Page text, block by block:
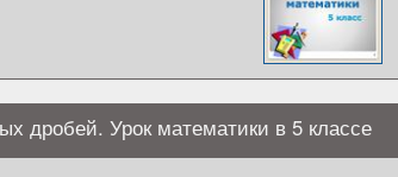
дробей. Урок математики в 5 классе